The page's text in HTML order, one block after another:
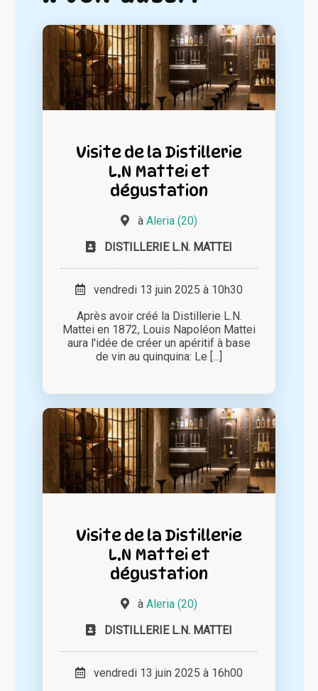
Visite de la Distillerie
L.N Mattei et
dégustation
à Aleria (20)
DISTILLERIE L.N. MATTEI
vendredi 13 juin 2025 à 10h30
Après avoir créé la Distillerie L.N.
Mattei en 1872, Louis Napoléon Mattei
aura l'idée de créer un apéritif à base
de vin au quinquina: Le [...]
Visite de la Distillerie
L.N Mattei et
dégustation
à Aleria (20)
DISTILLERIE L.N. MATTEI
vendredi 13 juin 2025 à 16h00